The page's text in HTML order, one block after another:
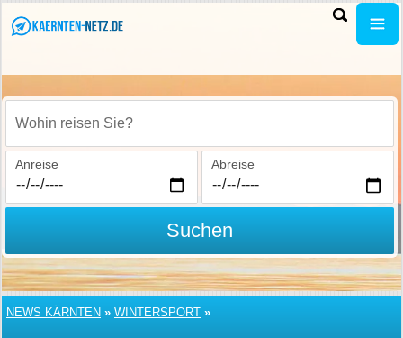
Wohin reisen Sie?
Anreise Abreise
Suchen
NEWS KÄRNTEN » WINTERSPORT »